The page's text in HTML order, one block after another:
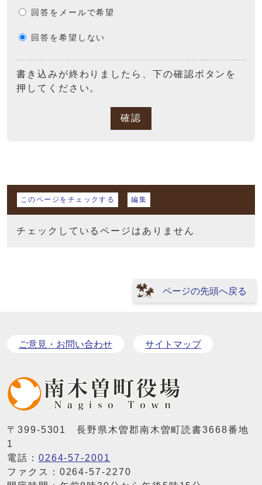
回答をメールで希望
回答を希望しない
書き込みが終わりましたら、下の確認ボタンを
押してください。
確認
マイページ
このページをチェックする 編集
チェックしているページはありません
ページの先頭へ戻る
ご意見・お問い合わせ サイトマップ
〒399-5301 長野県木曽郡南木曽町読書3668番地
1
電話： 0264-57-2001
ファクス：0264-57-2270